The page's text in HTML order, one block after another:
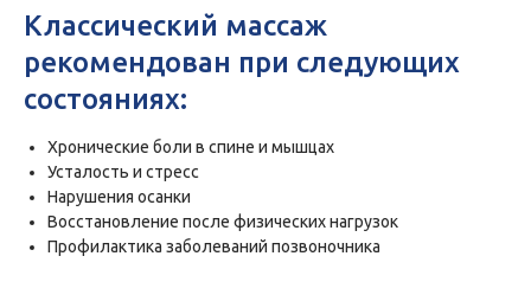
Классический массаж
рекомендован при следующих
состояниях:
Хронические боли в спине и мышцах
Усталость и стресс
Нарушения осанки
Восстановление после физических нагрузок
Профилактика заболеваний позвоночника